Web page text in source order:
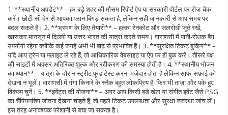
1. **स्थानीय अपडेट** – हर बड़े शहर की मौसम रिपोर्ट ऐप या सरकारी पोर्टल पर रोज़ चेक
करें। छोटी‑सी देर से आपका प्लान बिगड़ सकता है, लेकिन सही जानकारी से आप समय पर
बदल सकते हैं। 2. **भ्रमण के लिए तैयारी** – हल्का रेनकोट और जलरोधी जूते रखें,
खासकर मानसून में दिल्ली या उत्तर भारत की यात्रा करते समय। वाराणसी में पानी‑रोधक बैग
उपयोगी रहेगा क्योंकि कई जगहें अभी भी बाढ़ से प्रभावित हैं। 3. **सुरक्षित टिकट बुकिंग** –
यदि आप ट्रेन या फ़्लाइट ले रहे हैं, तो आधिकारिक वेबसाइट या ऐप पर ही बुक करें। तीसरे पक्ष
की साइटों में अक्सर अतिरिक्त शुल्क और रद्दीकरण की समस्या होती है। 4. **स्थानीय भोजन
का ध्यान** – यात्रा के दौरान स्ट्रीट फूड टेस्ट करना मज़ेदार होता है लेकिन साफ‑सफ़ाई को
देखना न भूलें। वाराणसी में गंगा किनारे के स्नैक बहुत लोकप्रिय हैं, फिर भी ताज़ा और पके हुए
विकल्प चुनें। 5. **इवेंट्स की योजना** – अगर आप किसी बड़े खेल या संगीत इवेंट जैसे PSG
का चैंपियनशिप जीतना देखना चाहते हैं, तो पहले टिकट उपलब्धता और सुरक्षा व्यवस्था जांच लें।
इस तरह अनावश्यक परेशानी से बचा जा सकता है।